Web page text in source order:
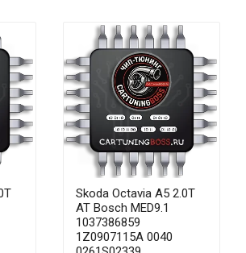
Skoda Octavia A5 2.0T
AT Bosch MED9.1
1037386859
1Z0907115A 0040